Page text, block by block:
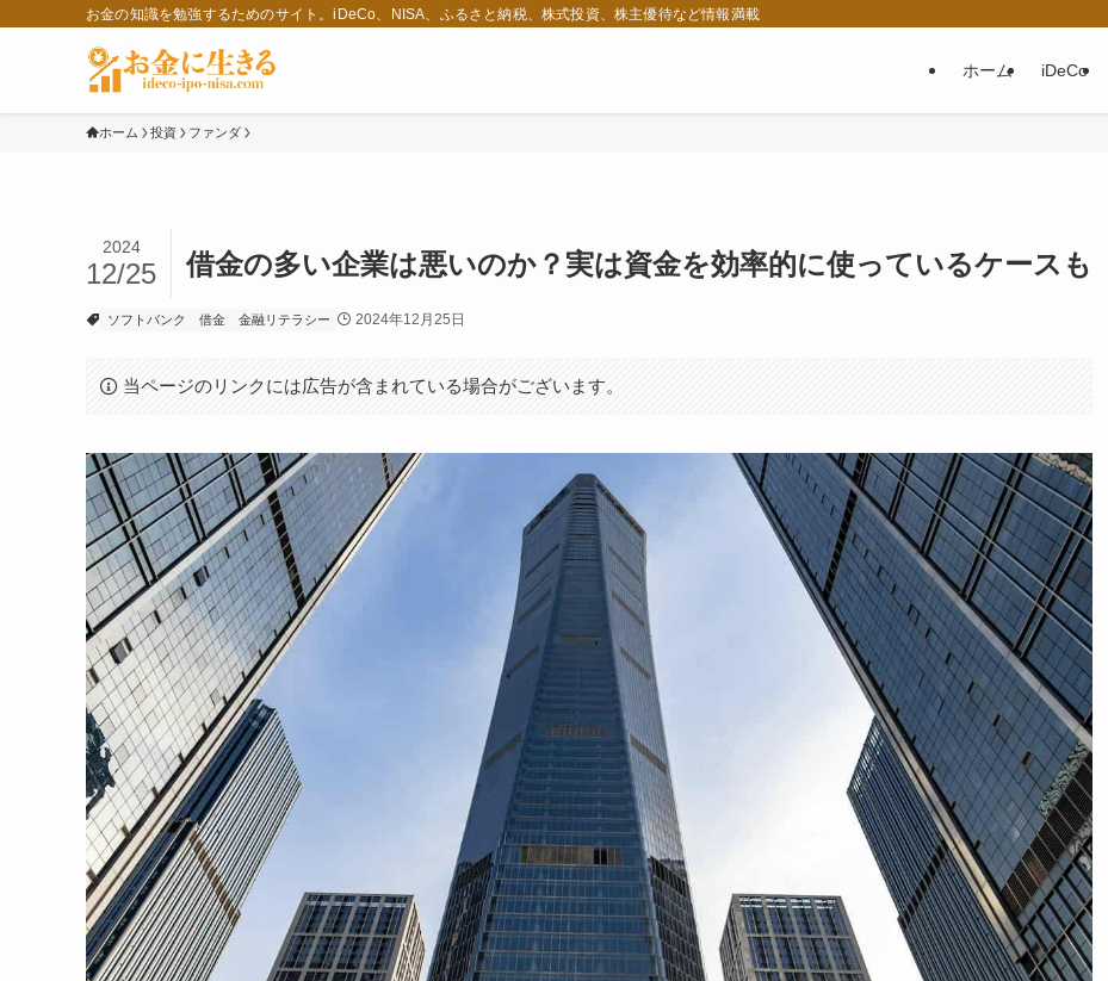
お金の知識を勉強するためのサイト。iDeCo、NISA、ふるさと納税、株式投資、株主優待など情報満載
ホーム iDeCo
ホーム 投資 ファンダ
借金の多い企業は悪いのか？実は資金を効率的に使っているケースも
2024
12/25
ソフトバンク 借金 金融リテラシー 2024年12月25日
当ページのリンクには広告が含まれている場合がございます。